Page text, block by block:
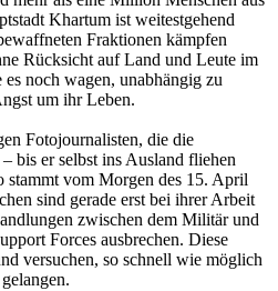
Khartum ist weitestgehend
Fraktionen kämpfen
Rücksicht auf Land und Leute im
noch wagen, unabhängig zu
um ihr Leben.
Fotojournalisten, die die
bis er selbst ins Ausland fliehen
stammt vom Morgen des 15. April
sind gerade erst bei ihrer Arbeit
zwischen dem Militär und
Forces ausbrechen. Diese
versuchen, so schnell wie möglich